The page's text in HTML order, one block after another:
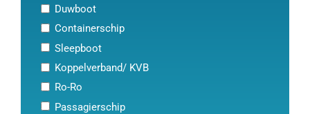
Duwboot
Containerschip
Sleepboot
Koppelverband/ KVB
Ro-Ro
Passagierschip